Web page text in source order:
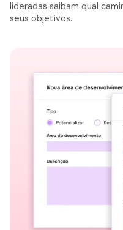
lideradas saibam qual
seus objetivos.